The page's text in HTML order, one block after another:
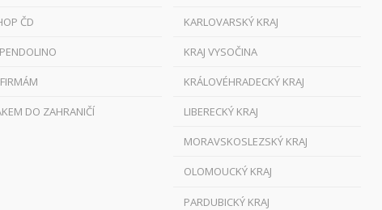
ČD
DO ZAHRANIČÍ
KARLOVARSKÝ KRAJ
KRAJ VYSOČINA
KRÁLOVÉHRADECKÝ KRAJ
LIBERECKÝ KRAJ
MORAVSKOSLEZSKÝ KRAJ
OLOMOUCKÝ KRAJ
PARDUBICKÝ KRAJ